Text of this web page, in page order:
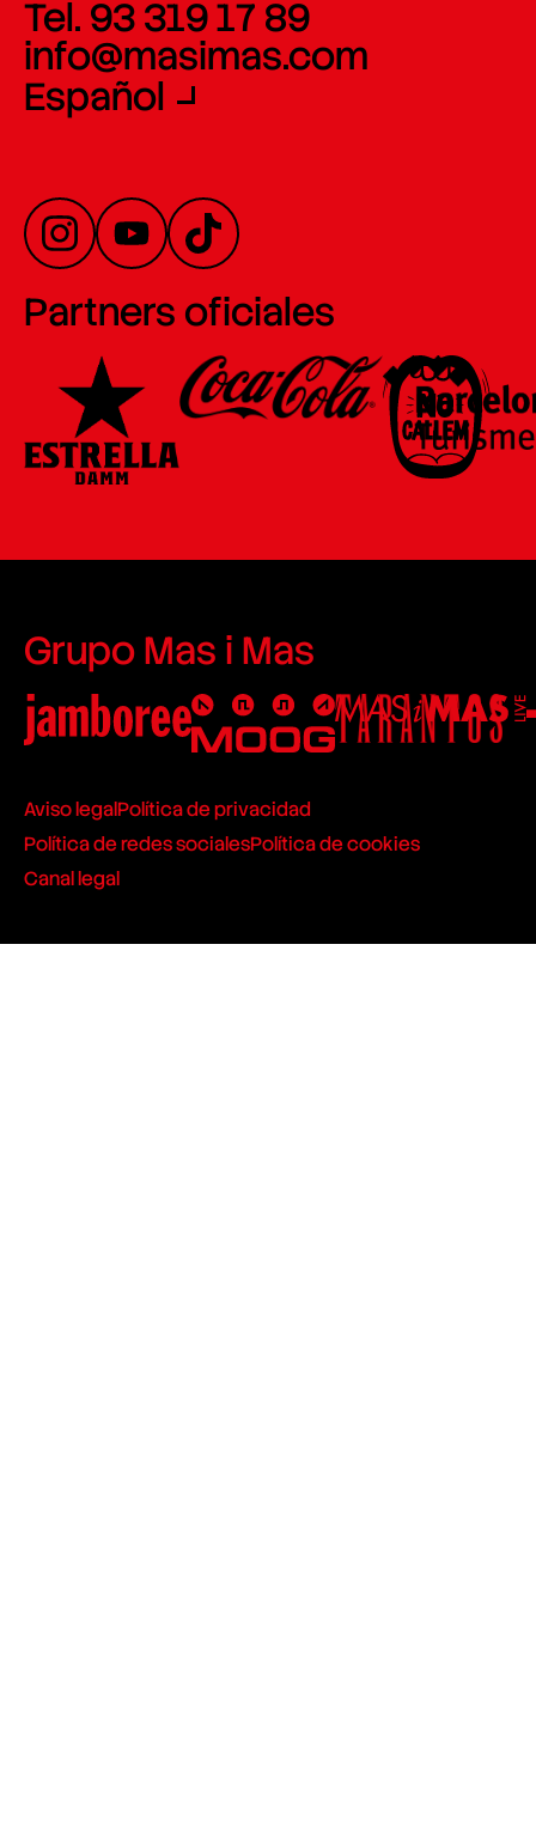
Tel. 93 319 17 89
info@masimas.com
Español
Partners oficiales
Grupo Mas i Mas
Aviso legalPolítica de privacidad
Política de redes socialesPolítica de cookies
Canal legal